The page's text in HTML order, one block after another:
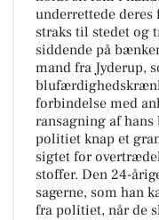
underrettede
straks til stedet og
siddende på
mand fra Jyderup,
forbindelse med
ransagning af
politiet knap et
sigtet for
stoffer. Den 24-
sagerne, som han
fra politiet, når de